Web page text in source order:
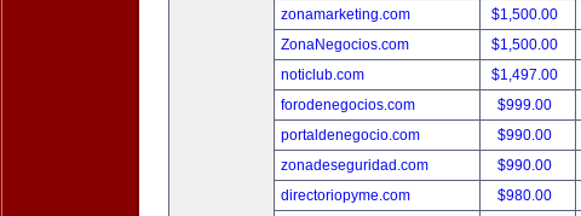
zonamarketing.com
$1,500.00
ZonaNegocios.com
$1,500.00
noticlub.com
$1,497.00
forodenegocios.com
$999.00
portaldenegocio.com
$990.00
zonadeseguridad.com
$990.00
directoriopyme.com
$980.00